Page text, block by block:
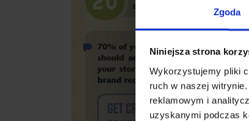
Zgoda
Niniejsza strona
Wykorzystujemy pliki
ruch w naszej
reklamowym i
uzyskanymi podczas